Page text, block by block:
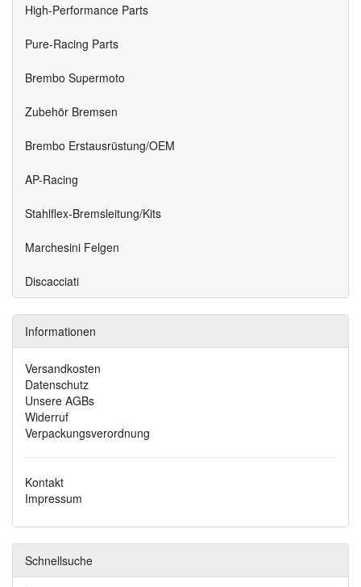
High-Performance Parts
Pure-Racing Parts
Brembo Supermoto
Zubehör Bremsen
Brembo Erstausrüstung/OEM
AP-Racing
Stahlflex-Bremsleitung/Kits
Marchesini Felgen
Discacciati
Informationen
Versandkosten
Datenschutz
Unsere AGBs
Widerruf
Verpackungsverordnung
Kontakt
Impressum
Schnellsuche